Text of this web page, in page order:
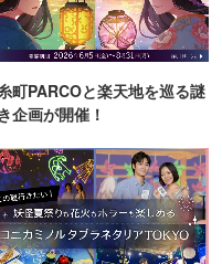
町PARCOと楽天地を巡る謎
企画が開催！